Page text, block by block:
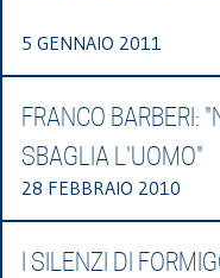
5 GENNAIO 2011
FRANCO BARBERI:
SBAGLIA L'UOMO"
28 FEBBRAIO 2010
I SILENZI DI